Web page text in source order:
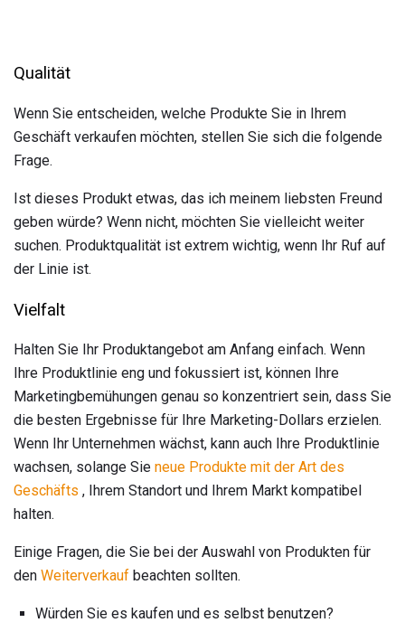
Qualität
Wenn Sie entscheiden, welche Produkte Sie in Ihrem
Geschäft verkaufen möchten, stellen Sie sich die folgende
Frage.
Ist dieses Produkt etwas, das ich meinem liebsten Freund
geben würde? Wenn nicht, möchten Sie vielleicht weiter
suchen. Produktqualität ist extrem wichtig, wenn Ihr Ruf auf
der Linie ist.
Vielfalt
Halten Sie Ihr Produktangebot am Anfang einfach. Wenn
Ihre Produktlinie eng und fokussiert ist, können Ihre
Marketingbemühungen genau so konzentriert sein, dass Sie
die besten Ergebnisse für Ihre Marketing-Dollars erzielen.
Wenn Ihr Unternehmen wächst, kann auch Ihre Produktlinie
wachsen, solange Sie neue Produkte mit der Art des
Geschäfts , Ihrem Standort und Ihrem Markt kompatibel
halten.
Einige Fragen, die Sie bei der Auswahl von Produkten für
den Weiterverkauf beachten sollten.
Würden Sie es kaufen und es selbst benutzen?